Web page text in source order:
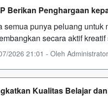
Berikan Penghargaan
semua punya peluang untuk
secara aktif
2026 21:01 - Oleh
Kualitas Belajar